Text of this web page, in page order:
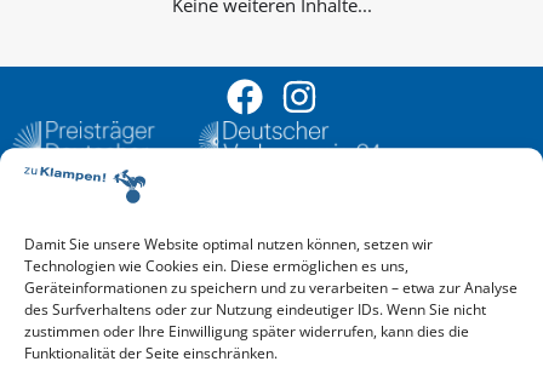
Damit Sie unsere Website optimal nutzen können, setzen wir
Technologien wie Cookies ein. Diese ermöglichen es uns,
Geräteinformationen zu speichern und zu verarbeiten – etwa zur Analyse
des Surfverhaltens oder zur Nutzung eindeutiger IDs. Wenn Sie nicht
zustimmen oder Ihre Einwilligung später widerrufen, kann dies die
Funktionalität der Seite einschränken.
Aktuelle Vorschau
Entdecken Sie das aktuelle zu-Klampen!-Verlagsprogramm.
Hier finden Sie die Verlagsvorschau – einfach direkt online
reinlesen oder herunterladen.
Download: Vorschau zu Klampen! Herbst 2026
Mehr aktuelle Vorschauen ansehen